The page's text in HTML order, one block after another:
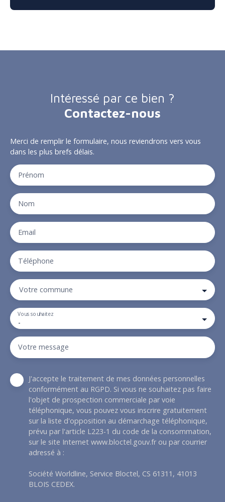
Intéressé par ce bien ?
Contactez-nous
Merci de remplir le formulaire, nous reviendrons vers vous
dans les plus brefs délais.
Prénom
Nom
Email
Téléphone
Votre commune
-
Vous souhaitez
Votre message
J'accepte le traitement de mes données personnelles
conformément au RGPD. Si vous ne souhaitez pas faire
l'objet de prospection commerciale par voie
téléphonique, vous pouvez vous inscrire gratuitement
sur la liste d'opposition au démarchage téléphonique,
prévu par l'article L223-1 du code de la consommation,
sur le site Internet www.bloctel.gouv.fr ou par courrier
adressé à :
Société Worldline, Service Bloctel, CS 61311, 41013
BLOIS CEDEX.